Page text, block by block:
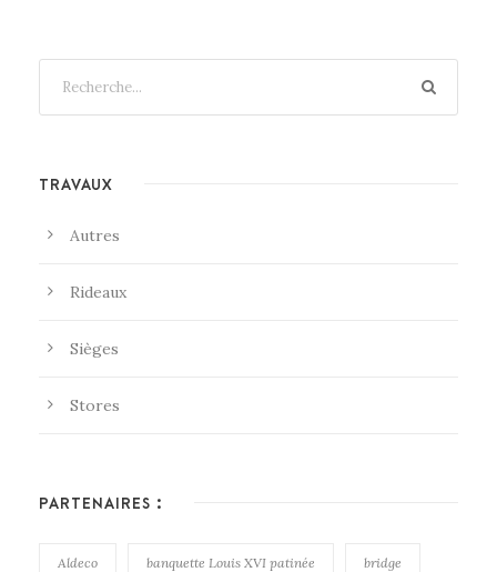
TRAVAUX
Autres
Rideaux
Sièges
Stores
PARTENAIRES :
Aldeco banquette Louis XVI patinée bridge